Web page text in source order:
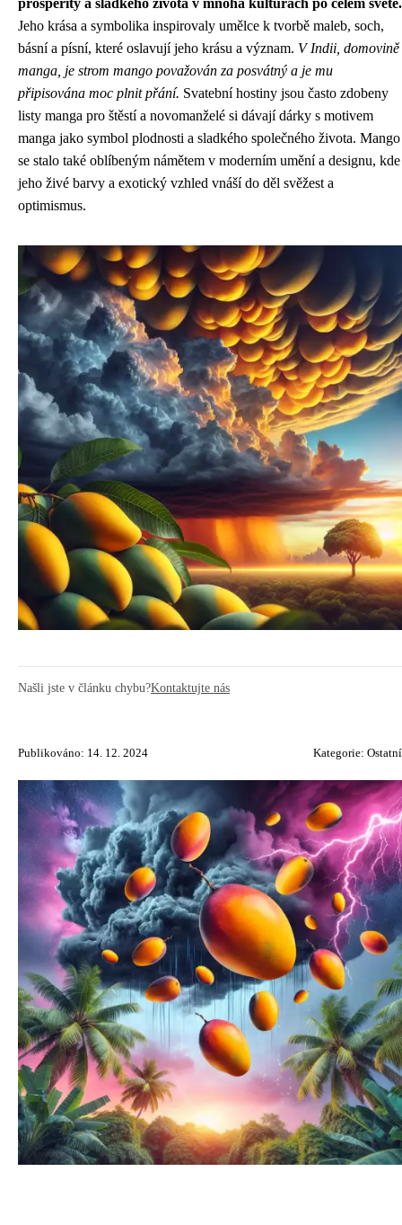
prosperity a sladkého života v mnoha kulturách po celém světě.
Jeho krása a symbolika inspirovaly umělce k tvorbě maleb, soch,
básní a písní, které oslavují jeho krásu a význam. V Indii, domovině
manga, je strom mango považován za posvátný a je mu
připisována moc plnit přání. Svatební hostiny jsou často zdobeny
listy manga pro štěstí a novomanželé si dávají dárky s motivem
manga jako symbol plodnosti a sladkého společného života. Mango
se stalo také oblíbeným námětem v moderním umění a designu, kde
jeho živé barvy a exotický vzhled vnáší do děl svěžest a
optimismus.
Našli jste v článku chybu?Kontaktujte nás
Publikováno: 14. 12. 2024 Kategorie: Ostatní